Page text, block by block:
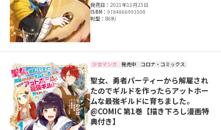
発売日：2021年11月25日
ISBN：9784866993508
判型： B6判
少女マンガ 発売中 コロナ・コミックス
聖女、勇者パーティーから解雇され
たのでギルドを作ったらアットホー
ムな最強ギルドに育ちました。
@COMIC 第1巻【描き下ろし漫画特
典付き】